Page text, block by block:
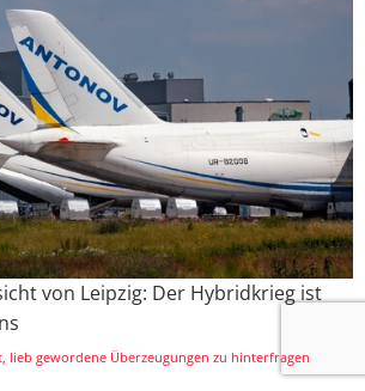
von Leipzig: Der Hybridkrieg ist
lieb gewordene Überzeugungen zu hinterfragen